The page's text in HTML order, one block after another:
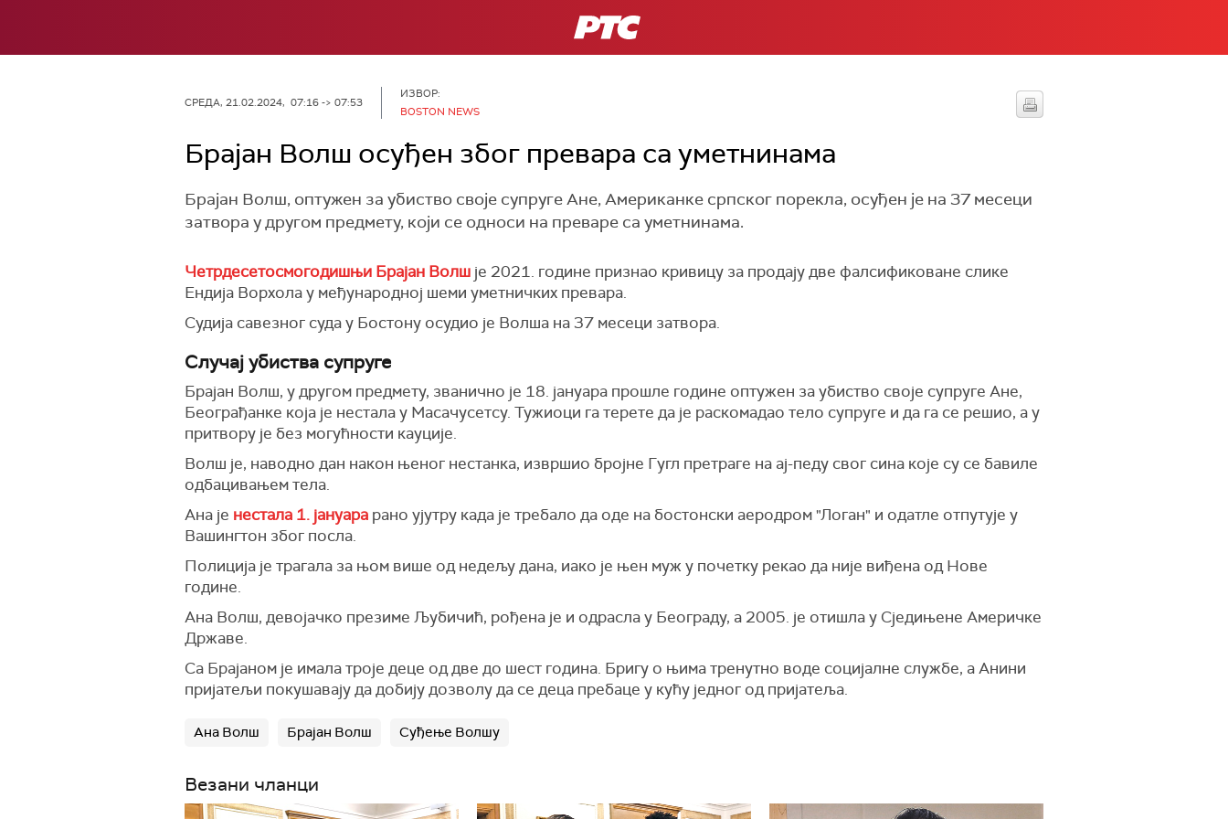
РТС
СРЕДА, 21.02.2024, 07:16 -> 07:53
ИЗВОР:
BOSTON NEWS
Брајан Волш осуђен због превара са уметнинама
Брајан Волш, оптужен за убиство своје супруге Ане, Американке српског порекла, осуђен је на 37 месеци
затвора у другом предмету, који се односи на преваре са уметнинама.
Четрдесетосмогодишњи Брајан Волш је 2021. године признао кривицу за продају две фалсификоване слике
Ендија Ворхола у међународној шеми уметничких превара.
Судија савезног суда у Бостону осудио је Волша на 37 месеци затвора.
Случај убиства супруге
Брајан Волш, у другом предмету, званично је 18. јануара прошле године оптужен за убиство своје супруге Ане,
Београђанке која је нестала у Масачусетсу. Тужиоци га терете да је раскомадао тело супруге и да га се решио, а у
притвору је без могућности кауције.
Волш је, наводно дан након њеног нестанка, извршио бројне Гугл претраге на ај-педу свог сина које су се бавиле
одбацивањем тела.
Ана је нестала 1. јануара рано ујутру када је требало да оде на бостонски аеродром "Логан" и одатле отпутује у
Вашингтон због посла.
Полиција је трагала за њом више од недељу дана, иако је њен муж у почетку рекао да није виђена од Нове
године.
Ана Волш, девојачко презиме Љубичић, рођена је и одрасла у Београду, а 2005. је отишла у Сједињене Америчке
Државе.
Са Брајаном je имала троје деце од две до шест година. Бригу о њима тренутно воде социјалне службе, а Анини
пријатељи покушавају да добију дозволу да се деца пребаце у кућу једног од пријатеља.
Ана Волш Брајан Волш Суђење Волшу
Везани чланци